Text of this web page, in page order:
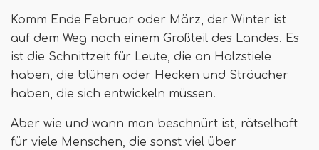
Komm Ende Februar oder März, der Winter ist
auf dem Weg nach einem Großteil des Landes. Es
ist die Schnittzeit für Leute, die an Holzstiele
haben, die blühen oder Hecken und Sträucher
haben, die sich entwickeln müssen.
Aber wie und wann man beschnürt ist, rätselhaft
für viele Menschen, die sonst viel über